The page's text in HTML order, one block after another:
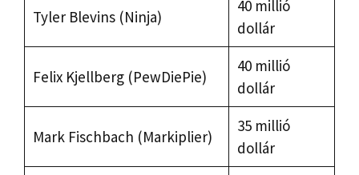
Tyler Blevins (Ninja)
40 millió
dollár
Felix Kjellberg (PewDiePie)
40 millió
dollár
Mark Fischbach (Markiplier)
35 millió
dollár